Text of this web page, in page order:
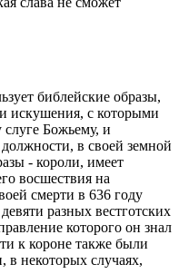
библейские образы,
искушения, с которыми
слуге Божьему, и
в своей земной
- короли, имеет
восшествия на
смерти в 636 году
разных вестготских
которого он знал
к короне также были
в некоторых случаях,